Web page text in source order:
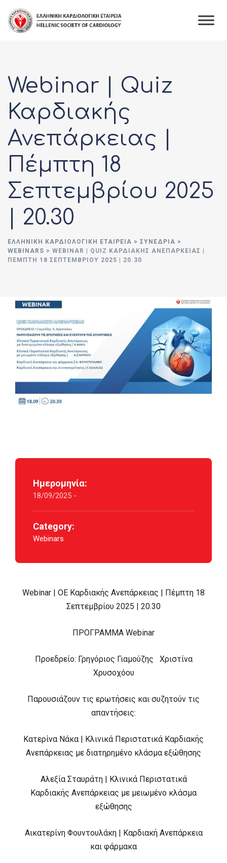
Webinar | Quiz
Καρδιακής
Ανεπάρκειας |
Πέμπτη 18
Σεπτεμβρίου 2025
| 20.30
ΕΛΛΗΝΙΚΉ ΚΑΡΔΙΟΛΟΓΙΚΉ ΕΤΑΙΡΕΊΑ > ΣΥΝΈΔΡΙΑ >
WEBINARS > WEBINAR | QUIZ ΚΑΡΔΙΑΚΉΣ ΑΝΕΠΆΡΚΕΙΑΣ |
ΠΈΜΠΤΗ 18 ΣΕΠΤΕΜΒΡΊΟΥ 2025 | 20.30
Ημερομηνία:
18/09/2025 -
Category:
Webinars
Webinar | ΟΕ Καρδιακής Ανεπάρκειας | Πέμπτη 18
Σεπτεμβρίου 2025 | 20.30
ΠΡΟΓΡΑΜΜΑ Webinar
Προεδρείο: Γρηγόριος Γιαμούζης Χριστίνα
Χρυσοχόου
Παρουσιάζουν τις ερωτήσεις και συζητούν τις
απαντήσεις:
Κατερίνα Νάκα | Κλινικά Περιστατικά Καρδιακής
Ανεπάρκειας με διατηρημένο κλάσμα εξώθησης
Αλεξία Σταυράτη | Κλινικά Περιστατικά
Καρδιακής Ανεπάρκειας με μειωμένο κλάσμα
εξώθησης
Αικατερίνη Φουντουλάκη | Καρδιακή Ανεπάρκεια
και φάρμακα